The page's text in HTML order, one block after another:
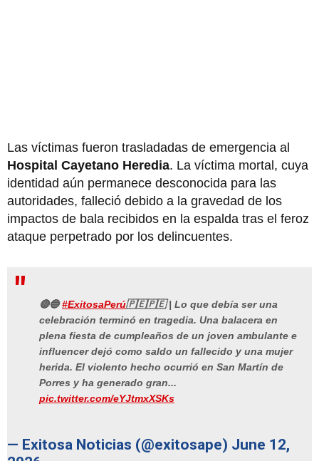
Las víctimas fueron trasladadas de emergencia al
Hospital Cayetano Heredia. La víctima mortal, cuya
identidad aún permanece desconocida para las
autoridades, falleció debido a la gravedad de los
impactos de bala recibidos en la espalda tras el feroz
ataque perpetrado por los delincuentes.
🔴🔵#ExitosaPerú🇵🇪🇵🇪 | Lo que debía ser una
celebración terminó en tragedia. Una balacera en
plena fiesta de cumpleaños de un joven ambulante e
influencer dejó como saldo un fallecido y una mujer
herida. El violento hecho ocurrió en San Martín de
Porres y ha generado gran...
pic.twitter.com/eYJtmxXSKs
— Exitosa Noticias (@exitosape) June 12,